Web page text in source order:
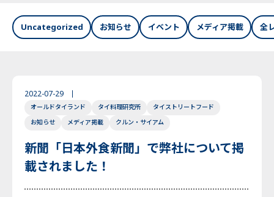
お問い合わせ
English Japanese Thai
Uncategorized お知らせ イベント メディア掲載 全
2022-07-29
オールドタイランド タイ料理研究所
タイストリートフード
お知らせ
メディア掲載 クルン・サイアム
新聞「日本外食新聞」で弊社について掲
載されました！